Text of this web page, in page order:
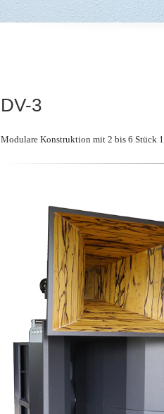
DV-3
Modulare Konstruktion mit 2 bis 6 Stück